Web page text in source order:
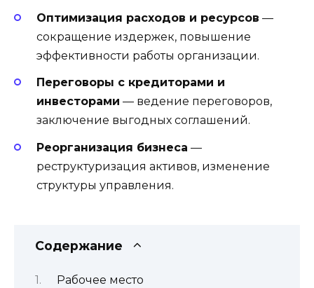
Оптимизация расходов и ресурсов —
сокращение издержек, повышение
эффективности работы организации.
Переговоры с кредиторами и
инвесторами — ведение переговоров,
заключение выгодных соглашений.
Реорганизация бизнеса —
реструктуризация активов, изменение
структуры управления.
Содержание
Рабочее место